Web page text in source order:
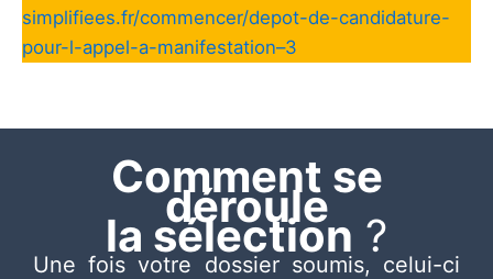
simplifiees.fr/commencer/depot-de-candidature-
pour-l-appel-a-manifestation–3
Comment se
déroule
la sélection ?
Une fois votre dossier soumis, celui-ci